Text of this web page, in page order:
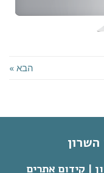
הבא »
| קידום אתרים